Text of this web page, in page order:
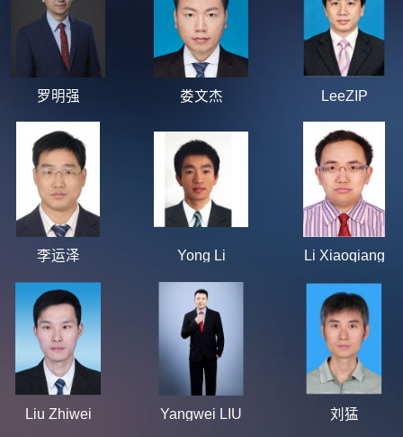
罗明强 娄文杰 LeeZIP
李运泽 Yong Li Li Xiaoqiang
Liu Zhiwei Yangwei LIU 刘猛